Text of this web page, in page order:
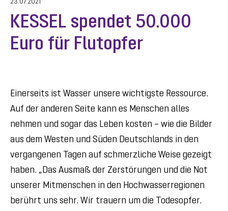
23.07.2021
KESSEL spendet 50.000
Euro für Flutopfer
Einerseits ist Wasser unsere wichtigste Ressource.
Auf der anderen Seite kann es Menschen alles
nehmen und sogar das Leben kosten – wie die Bilder
aus dem Westen und Süden Deutschlands in den
vergangenen Tagen auf schmerzliche Weise gezeigt
haben. „Das Ausmaß der Zerstörungen und die Not
unserer Mitmenschen in den Hochwasserregionen
berührt uns sehr. Wir trauern um die Todesopfer.